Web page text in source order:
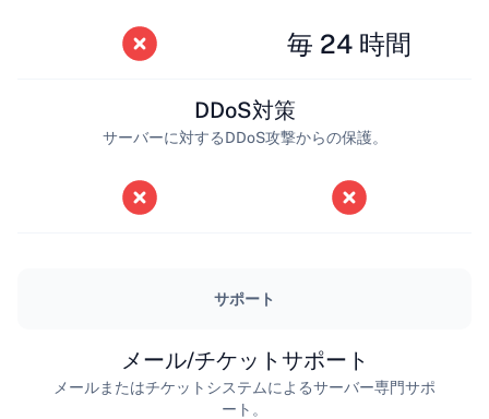
毎 24 時間
DDoS対策
サーバーに対するDDoS攻撃からの保護。
サポート
メール/チケットサポート
メールまたはチケットシステムによるサーバー専門サポ
ート。